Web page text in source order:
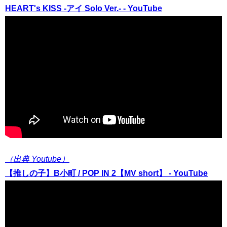
HEART's KISS -アイ Solo Ver.- - YouTube
（出典 Youtube）
【推しの子】B小町 / POP IN 2【MV short】 - YouTube